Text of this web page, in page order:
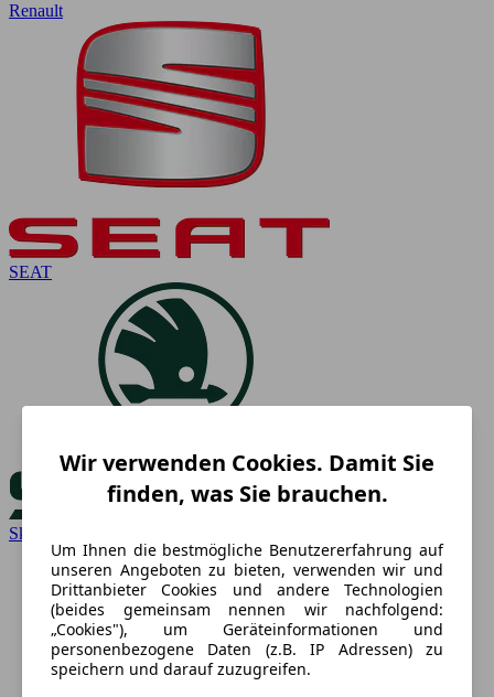
Renault
SEAT
Skoda
Wir verwenden Cookies. Damit Sie
finden, was Sie brauchen.
Um Ihnen die bestmögliche Benutzererfahrung auf
unseren Angeboten zu bieten, verwenden wir und
Drittanbieter Cookies und andere Technologien
(beides gemeinsam nennen wir nachfolgend:
„Cookies"), um Geräteinformationen und
personenbezogene Daten (z.B. IP Adressen) zu
speichern und darauf zuzugreifen.